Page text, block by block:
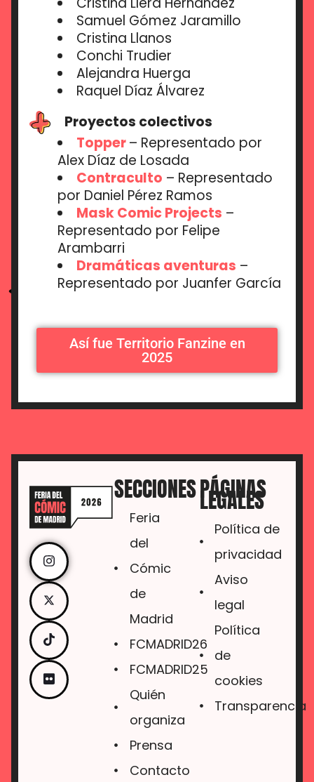
Samuel Gómez Jaramillo
Cristina Llanos
Conchi Trudier
Alejandra Huerga
Raquel Díaz Álvarez
Proyectos colectivos
Topper– Representado por
Alex Díaz de Losada
Contraculto – Representado
por Daniel Pérez Ramos
Mask Comic Projects –
Representado por Felipe
Arambarri
Dramáticas aventuras –
Representado por Juanfer García
Así fue Territorio Fanzine en
2025
SECCIONES
Feria
del
Cómic
de
Madrid
FCMADRID26
FCMADRID25
Quién
organiza
Prensa
Contacto
PÁGINAS
LEGALES
Política de
privacidad
Aviso
legal
Política
de
cookies
Transparencia